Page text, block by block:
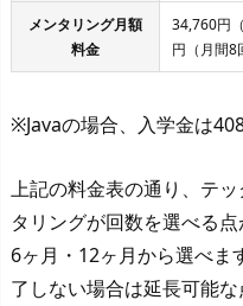
メンタリング月額
料金
34,760円
円（月間8
※Javaの場合、入学金は
上記の料金表の通り、テ
タリングが回数を選べる
6ヶ月・12ヶ月から選べま
了しない場合は延長可能